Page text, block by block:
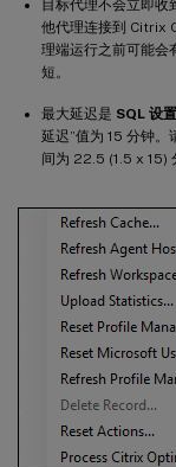
目标代理不会立即收
他代理连接到 Citrix
理端运行之前可能会
短。
最大延迟是 SQL 设
延迟”值为 15 分钟。
间为 22.5 (1.5 x 15)